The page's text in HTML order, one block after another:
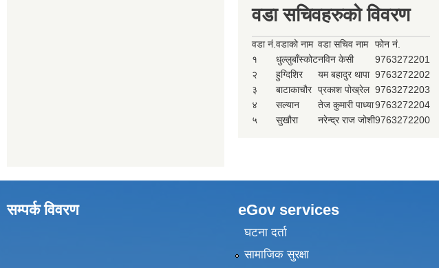
वडा सचिवहरुको विवरण
वडा नं. वडाको नाम वडा सचिव नाम
फोन नं.
१
धुल्लुबाँस्कोटनविन केसी
9763272201
२
हुग्दिशिर यम बहादुर थापा 9763272202
३
बाटाकाचौर प्रकाश पोख्रेल 9763272203
४
सल्यान तेज कुमारी पाध्या9763272204
५
सुखौरा नरेन्द्र राज जोशी9763272200
सम्पर्क विवरण eGov services
घटना दर्ता
सामाजिक सुरक्षा